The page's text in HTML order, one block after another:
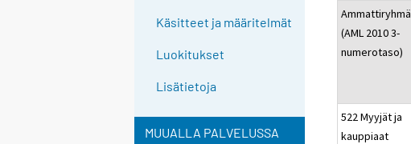
Käsitteet ja määritelmät
Luokitukset
Lisätietoja
MUUALLA PALVELUSSA
Ammattiryhmä
(AML 2010 3-
numerotaso)
522 Myyjät ja
kauppiaat